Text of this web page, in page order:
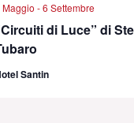
di Luce” di
Maggio -6 Settembre
Santin